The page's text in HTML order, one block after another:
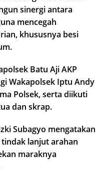
sinergi antara
mencegah
khususnya besi
Batu Aji AKP
Wakapolsek Iptu Andy
Polsek, serta diikuti
dan skrap.
Subagyo mengatakan
lanjut arahan
maraknya